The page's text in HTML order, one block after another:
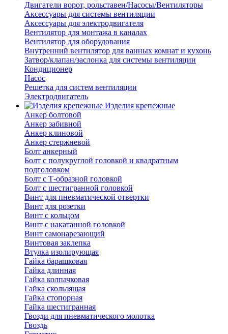
Двигатели ворот, рольставен/Насосы/Вентиляторы
Аксессуары для системы вентиляции
Аксессуары для электродвигателя
Вентилятор для монтажа в каналах
Вентилятор для оборудования
Внутренний вентилятор для ванных комнат и кухонь
Затвор/клапан/заслонка для системы вентиляции
Кондиционер
Насос
Решетка для систем вентиляции
Электродвигатель
Изделия крепежные
Анкер болтовой
Анкер забивной
Анкер клиновой
Анкер стержневой
Болт анкерный
Болт с полукруглой головкой и квадратным
подголовком
Болт с Т-образной головкой
Болт с шестигранной головкой
Винт для пневматической отвертки
Винт для розетки
Винт с кольцом
Винт с накатанной головкой
Винт самонарезающий
Винтовая заклепка
Втулка изолирующая
Гайка барашковая
Гайка длинная
Гайка колпачковая
Гайка скользящая
Гайка стопорная
Гайка шестигранная
Гвозди для пневматического молотка
Гвоздь